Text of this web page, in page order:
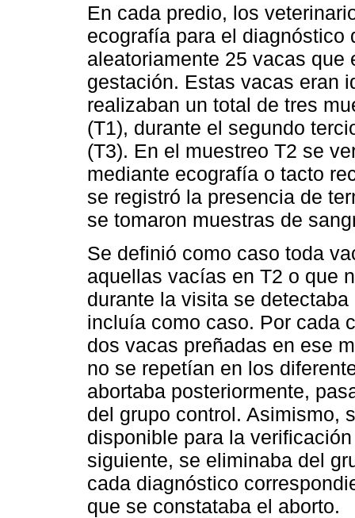
En cada predio, los
ecografía para el
aleatoriamente 25 vacas
gestación. Estas vacas eran
realizaban un total de tres
(T1), durante el segundo
(T3). En el muestreo T2 se
mediante ecografía o tacto
se registró la presencia de
se tomaron muestras de
Se definió como caso toda
aquellas vacías en T2 o que
durante la visita se
incluía como caso. Por cada
dos vacas preñadas en ese
no se repetían en los
abortaba posteriormente,
del grupo control. Asimismo,
disponible para la
siguiente, se eliminaba del
cada diagnóstico
que se constataba el aborto.